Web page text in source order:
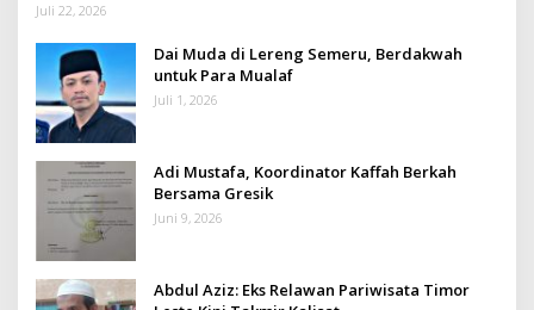
Juli 22, 2026
Dai Muda di Lereng Semeru, Berdakwah
untuk Para Mualaf
Juli 1, 2026
Adi Mustafa, Koordinator Kaffah Berkah
Bersama Gresik
Juni 9, 2026
Abdul Aziz: Eks Relawan Pariwisata Timor